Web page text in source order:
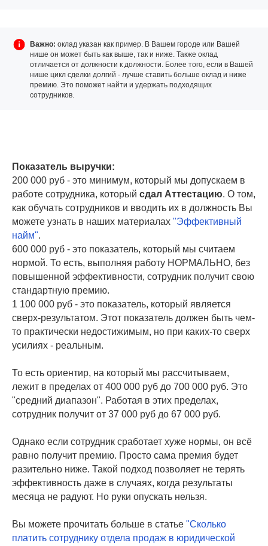
Важно: оклад указан как пример. В Вашем городе или Вашей
нише он может быть как выше, так и ниже. Также оклад
отличается от должности к должности. Более того, если в Вашей
нише цикл сделки долгий - лучше ставить больше оклад и ниже
премию. Это поможет найти и удержать подходящих
сотрудников.
Показатель выручки:
200 000 руб - это минимум, который мы допускаем в
работе сотрудника, который сдал Аттестацию. О том,
как обучать сотрудников и вводить их в должность Вы
можете узнать в наших материалах "Эффективный
найм".
600 000 руб - это показатель, который мы считаем
нормой. То есть, выполняя работу НОРМАЛЬНО, без
повышенной эффективности, сотрудник получит свою
стандартную премию.
1 100 000 руб - это показатель, который является
сверх-результатом. Этот показатель должен быть чем-
то практически недостижимым, но при каких-то сверх
усилиях - реальным.
То есть ориентир, на который мы рассчитываем,
лежит в пределах от 400 000 руб до 700 000 руб. Это
"средний диапазон". Работая в этих пределах,
сотрудник получит от 37 000 руб до 67 000 руб.
Однако если сотрудник сработает хуже нормы, он всё
равно получит премию. Просто сама премия будет
разительно ниже. Такой подход позволяет не терять
эффективность даже в случаях, когда результаты
месяца не радуют. Но руки опускать нельзя.
Вы можете прочитать больше в статье "Сколько
платить сотруднику отдела продаж в юридической